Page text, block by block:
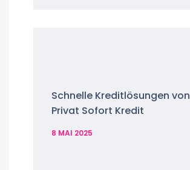
Schnelle Kreditlösungen von
Privat Sofort Kredit
8 MAI 2025